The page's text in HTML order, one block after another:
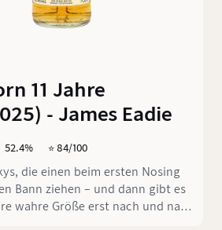
11 Jahre
- James Eadie
52.4% ⭐️ 84/100
die einen beim ersten Nosing
Bann ziehen – und dann gibt es
wahre Größe erst nach und nach